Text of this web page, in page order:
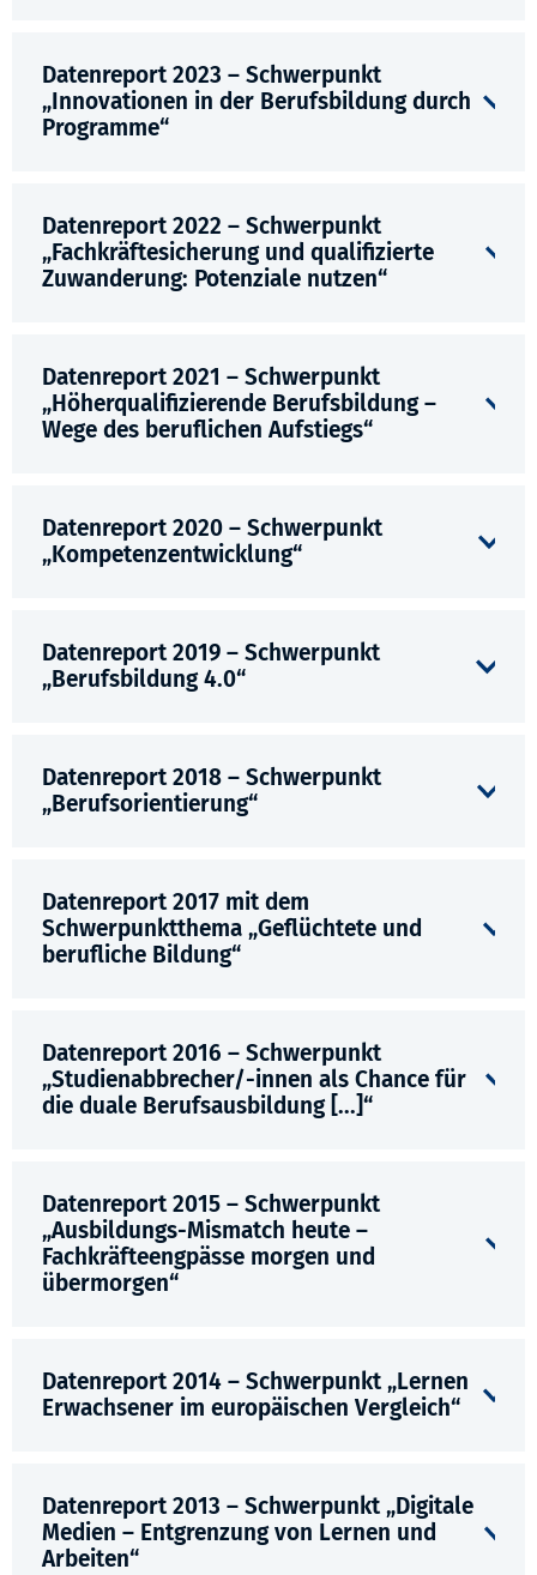
Datenreport 2023 – Schwerpunkt
„Innovationen in der Berufsbildung durch
Programme“
Datenreport 2022 – Schwerpunkt
„Fachkräftesicherung und qualifizierte
Zuwanderung: Potenziale nutzen“
Datenreport 2021 – Schwerpunkt
„Höherqualifizierende Berufsbildung –
Wege des beruflichen Aufstiegs“
Datenreport 2020 – Schwerpunkt
„Kompetenzentwicklung“
Datenreport 2019 – Schwerpunkt
„Berufsbildung 4.0“
Datenreport 2018 – Schwerpunkt
„Berufsorientierung“
Datenreport 2017 mit dem
Schwerpunktthema „Geflüchtete und
berufliche Bildung“
Datenreport 2016 – Schwerpunkt
„Studienabbrecher/-innen als Chance für
die duale Berufsausbildung [...]“
Datenreport 2015 – Schwerpunkt
„Ausbildungs-Mismatch heute –
Fachkräfteengpässe morgen und
übermorgen“
Datenreport 2014 – Schwerpunkt „Lernen
Erwachsener im europäischen Vergleich“
Datenreport 2013 – Schwerpunkt „Digitale
Medien – Entgrenzung von Lernen und
Arbeiten“